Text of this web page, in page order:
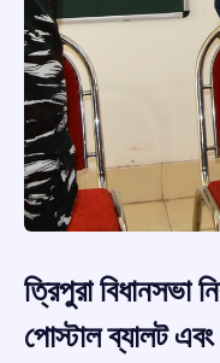
ত্রিপুরা বিধানসভা
পোস্টাল ব্যালট